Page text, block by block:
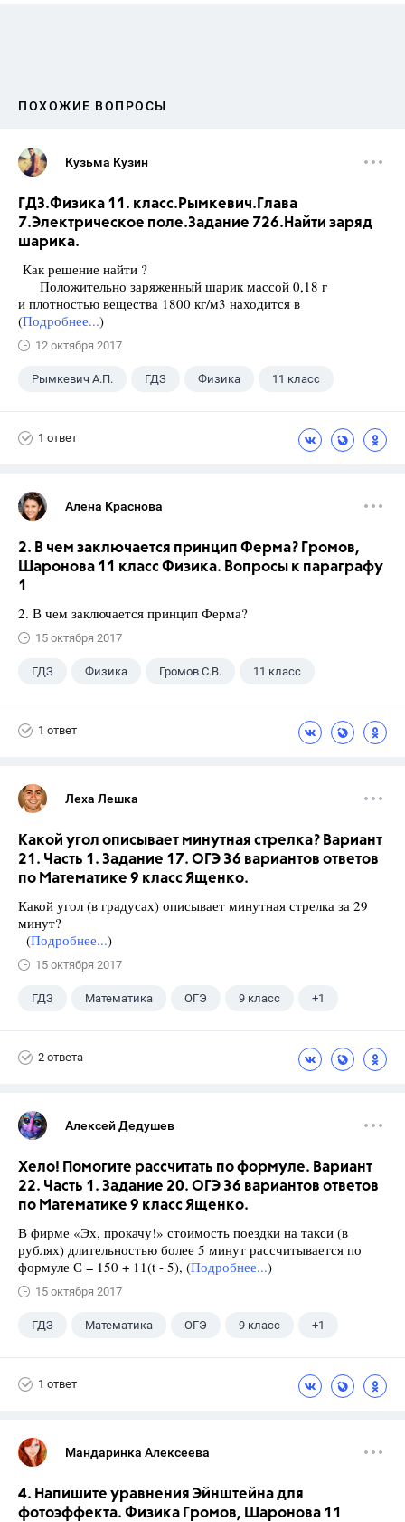
ПОХОЖИЕ ВОПРОСЫ
Кузьма Кузин
ГДЗ.Физика 11. класс.Рымкевич.Глава
7.Электрическое поле.Задание 726.Найти заряд
шарика.
Как решение найти ?
Положительно заряженный шарик массой 0,18 г
и плотностью вещества 1800 кг/м3 находится в
(Подробнее...)
12 октября 2017
Рымкевич А.П. ГДЗ Физика 11 класс
1 ответ
Алена Краснова
2. В чем заключается принцип Ферма? Громов,
Шаронова 11 класс Физика. Вопросы к параграфу
1
2. В чем заключается принцип Ферма?
15 октября 2017
ГДЗ Физика Громов С.В. 11 класс
1 ответ
Леха Лешка
Какой угол описывает минутная стрелка? Вариант
21. Часть 1. Задание 17. ОГЭ 36 вариантов ответов
по Математике 9 класс Ященко.
Какой угол (в градусах) описывает минутная стрелка за 29
минут?
(Подробнее...)
15 октября 2017
ГДЗ Математика ОГЭ 9 класс +1
2 ответа
Алексей Дедушев
Хело! Помогите рассчитать по формуле. Вариант
22. Часть 1. Задание 20. ОГЭ 36 вариантов ответов
по Математике 9 класс Ященко.
В фирме «Эх, прокачу!» стоимость поездки на такси (в
рублях) длительностью более 5 минут рассчитывается по
формуле С = 150 + 11(t - 5), (Подробнее...)
15 октября 2017
ГДЗ Математика ОГЭ 9 класс +1
1 ответ
Мандаринка Алексеева
4. Напишите уравнения Эйнштейна для
фотоэффекта. Физика Громов, Шаронова 11